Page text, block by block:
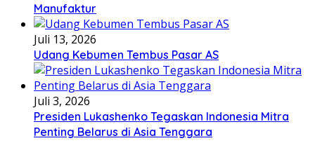
Manufaktur
Juli 13, 2026
Udang Kebumen Tembus Pasar AS
Juli 3, 2026
Presiden Lukashenko Tegaskan Indonesia Mitra
Penting Belarus di Asia Tenggara